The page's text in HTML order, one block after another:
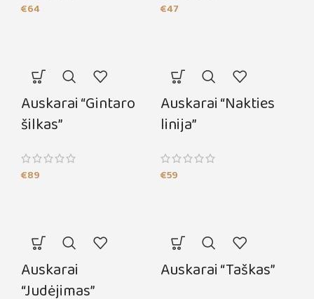
€64 €47
Auskarai “Gintaro
šilkas”
€89
Auskarai “Nakties
linija”
€59
Auskarai
“Judėjimas”
Auskarai “Taškas”